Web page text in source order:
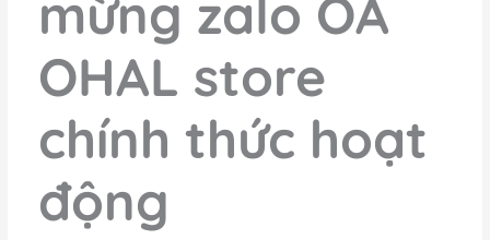
mừng zalo OA
OHAL store
chính thức hoạt
động